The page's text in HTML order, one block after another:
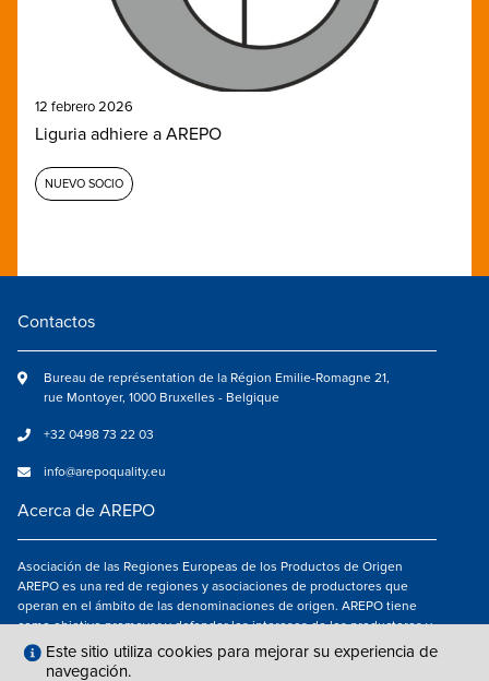
12 febrero 2026
Liguria adhiere a AREPO
NUEVO SOCIO
Contactos
Bureau de représentation de la Région Emilie-Romagne 21,
rue Montoyer, 1000 Bruxelles - Belgique
+32 0498 73 22 03
info@arepoquality.eu
Acerca de AREPO
Asociación de las Regiones Europeas de los Productos de Origen
AREPO es una red de regiones y asociaciones de productores que
operan en el ámbito de las denominaciones de origen. AREPO tiene
como objetivo promover y defender los intereses de los productores y
de los consumidores de las Regiones europeas que se dedican a la
valorización de los productos agroalimentarios de calidad.
Este sitio utiliza cookies para mejorar su experiencia de
navegación.